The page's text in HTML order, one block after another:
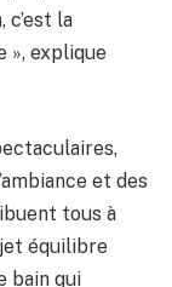
la
», explique
et des
tous à
équilibre
bain qui